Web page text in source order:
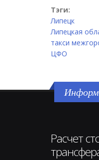
Тэги:
Липецк
Липецкая
такси
ЦФО
Расчет